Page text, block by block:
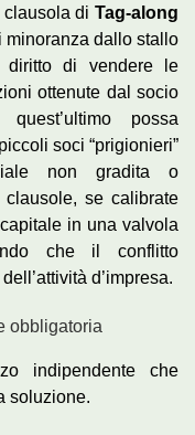
di Tag-along
minoranza dallo stallo
diritto di vendere le
ottenute dal socio
possa
soci “prigionieri”
non gradita o
se calibrate
in una valvola
che il conflitto
d’impresa.
obbligatoria
indipendente che
soluzione.